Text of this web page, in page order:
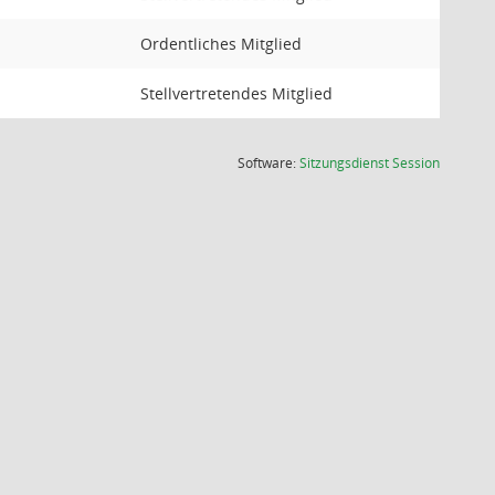
Ordentliches Mitglied
Stellvertretendes Mitglied
Software:SitzungsdienstSession(Wird in